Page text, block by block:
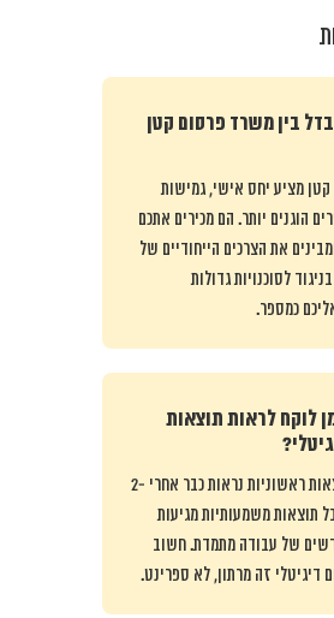
בין משרד פרסום קטן
מציע יחס אישי, גמישות
הוגנים יותר. הם מכירים אתכם
את הצרכים הייחודיים של
לסוכנויות גדולות
כמספר.
לוקח לראות תוצאות
בדרך כלל תוצאות ראשוניות נראות כבר אחרי 2-
תוצאות משמעותיות מגיעות
2-3 חודשים של עבודה מתמדת. חשוב
דיגיטלי זה מרתון, לא ספרינט.